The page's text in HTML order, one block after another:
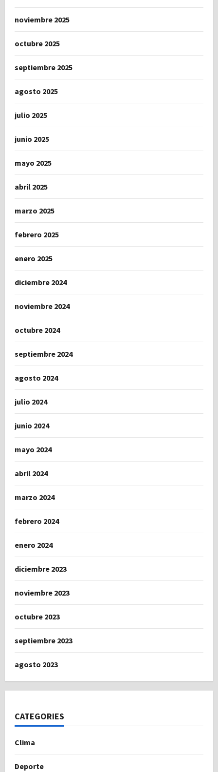
noviembre 2025
octubre 2025
septiembre 2025
agosto 2025
julio 2025
junio 2025
mayo 2025
abril 2025
marzo 2025
febrero 2025
enero 2025
diciembre 2024
noviembre 2024
octubre 2024
septiembre 2024
agosto 2024
julio 2024
junio 2024
mayo 2024
abril 2024
marzo 2024
febrero 2024
enero 2024
diciembre 2023
noviembre 2023
octubre 2023
septiembre 2023
agosto 2023
CATEGORIES
Clima
Deporte